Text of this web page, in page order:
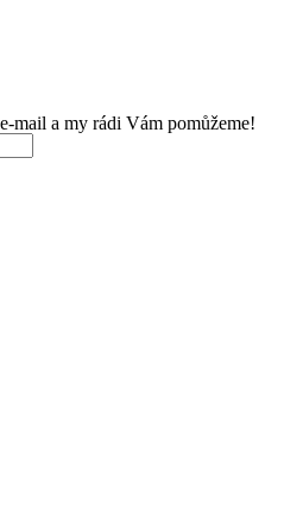
mail a my rádi Vám pomůžeme!